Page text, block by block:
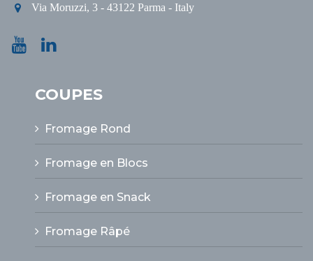
Via Moruzzi, 3 - 43122 Parma - Italy
COUPES
Fromage Rond
Fromage en Blocs
Fromage en Snack
Fromage Râpé